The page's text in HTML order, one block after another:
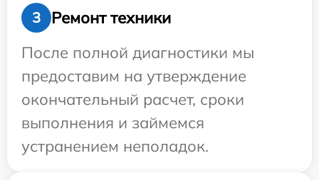
3
Ремонт техники
После полной диагностики мы
предоставим на утверждение
окончательный расчет, сроки
выполнения и займемся
устранением неполадок.